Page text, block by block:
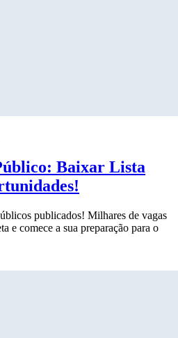
Baixar Lista
publicados! Milhares de vagas
e comece a sua preparação para o